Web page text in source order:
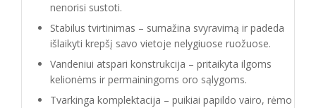
nenorisi sustoti.
Stabilus tvirtinimas – sumažina svyravimą ir padeda
išlaikyti krepšį savo vietoje nelygiuose ruožuose.
Vandeniui atspari konstrukcija – pritaikyta ilgoms
kelionėms ir permainingoms oro sąlygoms.
Tvarkinga komplektacija – puikiai papildo vairo, rėmo